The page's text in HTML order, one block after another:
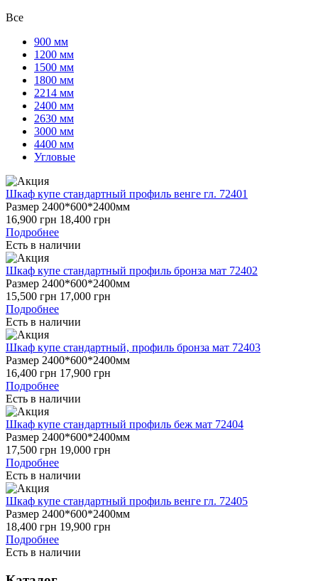
Все
900 мм
1200 мм
1500 мм
1800 мм
2214 мм
2400 мм
2630 мм
3000 мм
4400 мм
Угловые
Шкаф купе стандартный профиль венге гл. 72401
Размер 2400*600*2400мм
16,900 грн 18,400 грн
Подробнее
Есть в наличии
Шкаф купе стандартный профиль бронза мат 72402
Размер 2400*600*2400мм
15,500 грн 17,000 грн
Подробнее
Есть в наличии
Шкаф купе стандартный, профиль бронза мат 72403
Размер 2400*600*2400мм
16,400 грн 17,900 грн
Подробнее
Есть в наличии
Шкаф купе стандартный профиль беж мат 72404
Размер 2400*600*2400мм
17,500 грн 19,000 грн
Подробнее
Есть в наличии
Шкаф купе стандартный профиль венге гл. 72405
Размер 2400*600*2400мм
18,400 грн 19,900 грн
Подробнее
Есть в наличии